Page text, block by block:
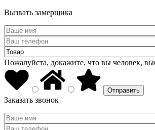
Вызвать замерщика
Пожалуйста, докажите, что вы человек,
Заказать звонок